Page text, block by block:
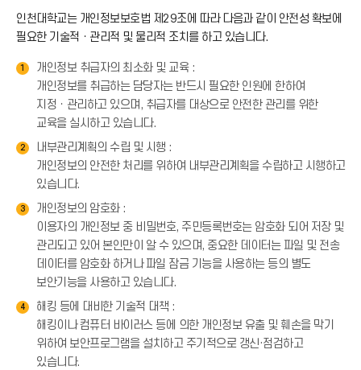
인천대학교는 개인정보보호법 제29조에 따라 다음과 같이 안전성 확보에
필요한 기술적ㆍ관리적 및 물리적 조치를 하고 있습니다.
1
개인정보 취급자의 최소화 및 교육 :
개인정보를 취급하는 담당자는 반드시 필요한 인원에 한하여
지정ㆍ관리하고 있으며, 취급자를 대상으로 안전한 관리를 위한
교육을 실시하고 있습니다.
2
내부관리계획의 수립 및 시행 :
개인정보의 안전한 처리를 위하여 내부관리계획을 수립하고 시행하고
있습니다.
3
개인정보의 암호화 :
이용자의 개인정보 중 비밀번호, 주민등록번호는 암호화 되어 저장 및
관리되고 있어 본인만이 알 수 있으며, 중요한 데이터는 파일 및 전송
데이터를 암호화 하거나 파일 잠금 기능을 사용하는 등의 별도
보안기능을 사용하고 있습니다.
4
해킹 등에 대비한 기술적 대책 :
해킹이나 컴퓨터 바이러스 등에 의한 개인정보 유출 및 훼손을 막기
위하여 보안프로그램을 설치하고 주기적으로 갱신·점검하고
있습니다.